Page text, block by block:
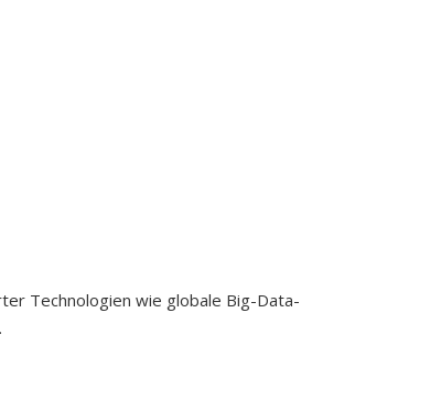
Technologien wie globale Big-Data-